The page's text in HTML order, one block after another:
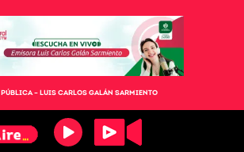
PÚBLICA – LUIS CARLOS GALÁN SARMIENTO